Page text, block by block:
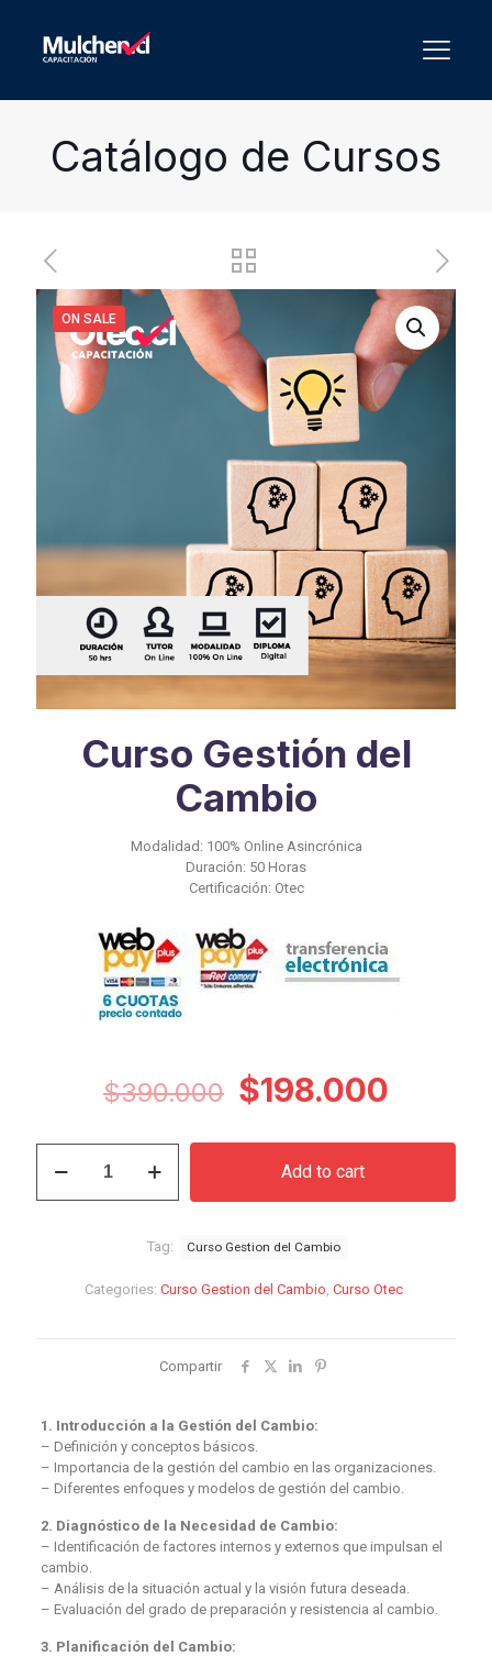
Catálogo de Cursos
ON SALE
Curso Gestión del
Cambio
Modalidad: 100% Online Asincrónica
Duración: 50 Horas
Certificación: Otec
$390.000 Original
was:
$390.000.
$198.000
is:
Gestión
Add to cart
Categories: Curso Gestion del Cambio Curso Otec
Tag: Curso Gestion del Cambio
Compartir
1. Introducción a la Gestión del Cambio:
– Definición y conceptos básicos.
– Importancia de la gestión del cambio en las organizaciones.
– Diferentes enfoques y modelos de gestión del cambio.
2. Diagnóstico de la Necesidad de Cambio:
– Identificación de factores internos y externos que impulsan el
cambio.
– Análisis de la situación actual y la visión futura deseada.
– Evaluación del grado de preparación y resistencia al cambio.
3. Planificación del Cambio: